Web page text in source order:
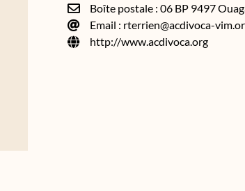
Boîte postale : 06 BP 9497
Email : rterrien@acdivoca-
http://www.acdivoca.org